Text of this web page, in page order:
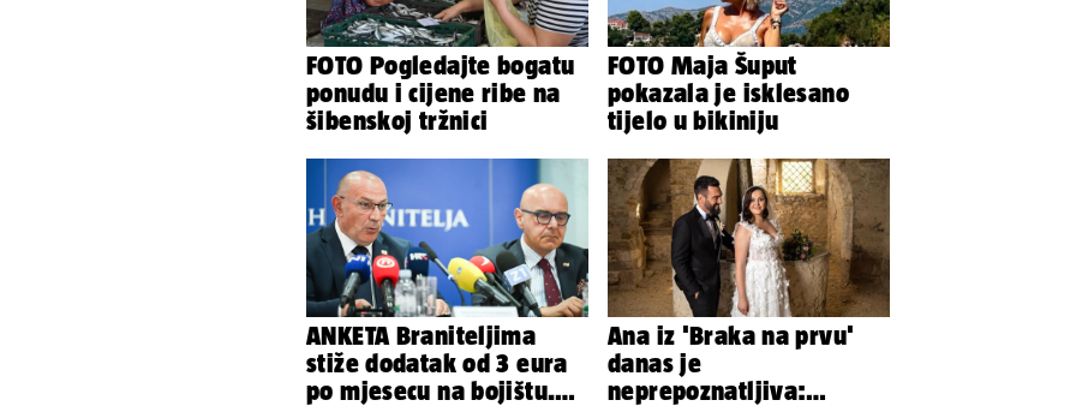
FOTO Pogledajte bogatu
ponudu i cijene ribe na
šibenskoj tržnici
FOTO Maja Šuput
pokazala je isklesano
tijelo u bikiniju
ANKETA Braniteljima
stiže dodatak od 3 eura
po mjesecu na bojištu.
Ana iz 'Braka na prvu'
danas je
neprepoznatljiva: